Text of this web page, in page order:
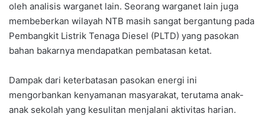
oleh analisis warganet lain. Seorang warganet lain juga
membeberkan wilayah NTB masih sangat bergantung pada
Pembangkit Listrik Tenaga Diesel (PLTD) yang pasokan
bahan bakarnya mendapatkan pembatasan ketat.
Dampak dari keterbatasan pasokan energi ini
mengorbankan kenyamanan masyarakat, terutama anak-
anak sekolah yang kesulitan menjalani aktivitas harian.